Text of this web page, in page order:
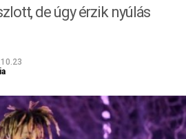
de úgy érzik nyúlás